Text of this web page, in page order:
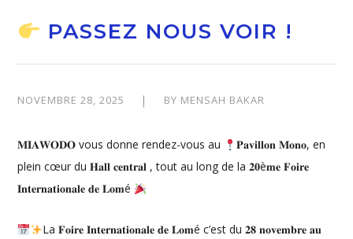
PASSEZ NOUS VOIR !
NOVEMBRE 28, 2025 BY MENSAH BAKAR
𝐌𝐈𝐀𝐖𝐎𝐃𝐎 vous donne rendez-vous au
𝐏𝐚𝐯𝐢𝐥𝐥𝐨𝐧 𝐌𝐨𝐧𝐨, en
plein cœur du 𝐇𝐚𝐥𝐥 𝐜𝐞𝐧𝐭𝐫𝐚𝐥 , tout au long de la 𝟐𝟎è𝐦𝐞 𝐅𝐨𝐢𝐫𝐞
𝐈𝐧𝐭𝐞𝐫𝐧𝐚𝐭𝐢𝐨𝐧𝐚𝐥𝐞 𝐝𝐞 𝐋𝐨𝐦é
La 𝐅𝐨𝐢𝐫𝐞 𝐈𝐧𝐭𝐞𝐫𝐧𝐚𝐭𝐢𝐨𝐧𝐚𝐥𝐞 𝐝𝐞 𝐋𝐨𝐦é c’est du 𝟐𝟖 𝐧𝐨𝐯𝐞𝐦𝐛𝐫𝐞 𝐚𝐮